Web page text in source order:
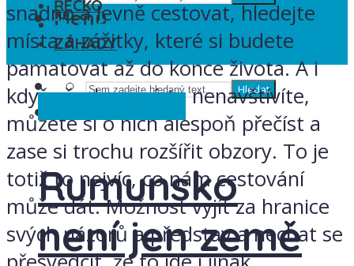
Menu
ŘECKO
ZE SVĚTA
ZÁHADY
Hledat
snadno a levně cestovat, hledejte
místa a zážitky, které si budete
pamatovat až do konce života. A i
když všechna místa nenavštívíte,
můžete si o nich alespoň přečíst a
zase si trochu rozšířit obzory. To je
totiž to nejvíc, co nám cestování
může dát. Možnost vyjít za hranice
svých názorů a představ a nechat se
Rumunsko
není jen země